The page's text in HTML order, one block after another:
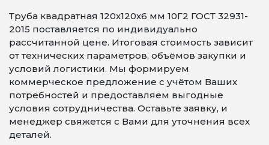
Труба квадратная 120х120х6 мм 10Г2 ГОСТ 32931-
2015 поставляется по индивидуально
рассчитанной цене. Итоговая стоимость зависит
от технических параметров, объёмов закупки и
условий логистики. Мы формируем
коммерческое предложение с учётом Ваших
потребностей и предоставляем выгодные
условия сотрудничества. Оставьте заявку, и
менеджер свяжется с Вами для уточнения всех
деталей.